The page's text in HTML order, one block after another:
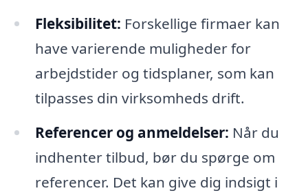
Fleksibilitet: Forskellige firmaer kan
have varierende muligheder for
arbejdstider og tidsplaner, som kan
tilpasses din virksomheds drift.
Referencer og anmeldelser: Når du
indhenter tilbud, bør du spørge om
referencer. Det kan give dig indsigt i